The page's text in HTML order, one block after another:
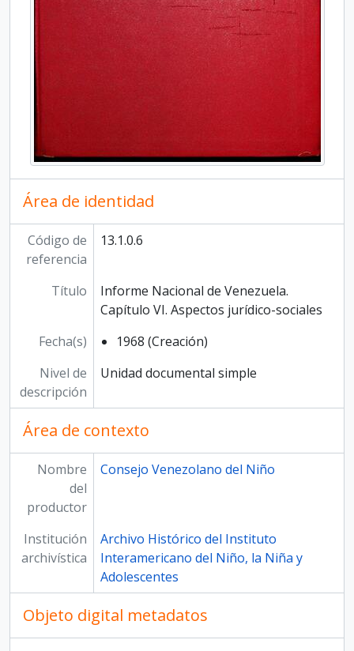
Área de identidad
Código de
referencia
13.1.0.6
Título
Informe Nacional de Venezuela.
Capítulo VI. Aspectos jurídico-sociales
Fecha(s)
1968 (Creación)
Nivel de
descripción
Unidad documental simple
Área de contexto
Nombre
del
productor
Consejo Venezolano del Niño
Institución
archivística
Archivo Histórico del Instituto
Interamericano del Niño, la Niña y
Adolescentes
Objeto digital metadatos